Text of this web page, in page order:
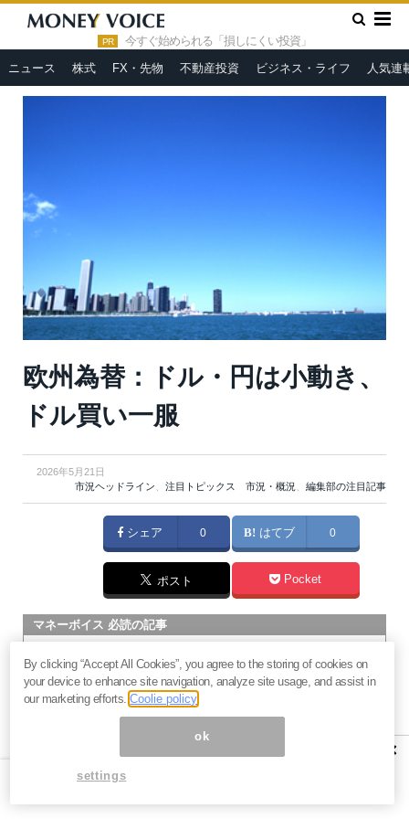
PR 今すぐ始められる「損しにくい投資」
ニュース 株式 FX・先物 不動産投資 ビジネス・ライフ 人気連
HOME » 市況ヘッドライン
欧州為替：ドル・円は小動き、ド
欧州為替：ドル・円は小動き、
ドル買い一服
2026年5月21日
市況ヘッドライン、 注目トピックス 市況・概況、 編集部の注目記事
シェア 0 はてブ 0
ポスト Pocket
マネーボイス 必読の記事
将来性とリスク
過去最高益「サンリオ」は買いか？決算で見えた“強い事
業”と“脆い統治”の同居
村田製作所なぜ株価3.8倍急騰？AIデータセンター需要の期待
社
×
By clicking “Accept All Cookies”, you agree to the storing of cookies on
your device to enhance site navigation, analyze site usage, and assist in
our marketing efforts.Coolie policy
ok
settings